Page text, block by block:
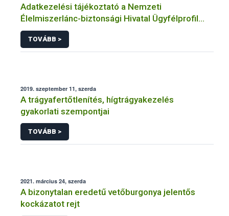
Adatkezelési tájékoztató a Nemzeti
Élelmiszerlánc-biztonsági Hivatal Ügyfélprofil
Rendszerben növénytermesztés témakörben
intézhető közhatalmi eljárásaihoz kapcsolódó
adatkezeléséhez
TOVÁBB >
2019. szeptember 11, szerda
A trágyafertőtlenítés, hígtrágyakezelés
gyakorlati szempontjai
TOVÁBB >
2021. március 24, szerda
A bizonytalan eredetű vetőburgonya jelentős
kockázatot rejt